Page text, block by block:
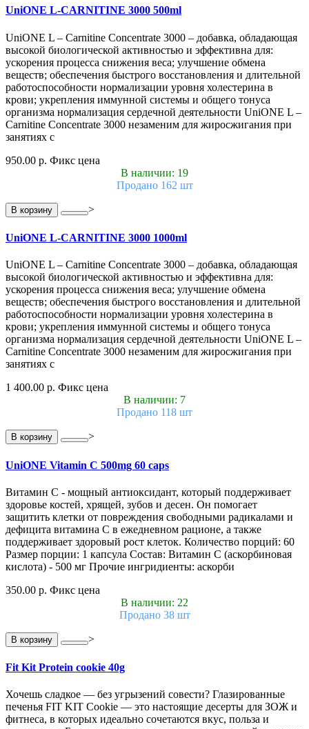
UniONE L-CARNITINE 3000 500ml
UniONE L – Carnitine Concentrate 3000 – добавка, обладающая
высокой биологической активностью и эффективна для:
ускорения процесса снижения веса; улучшение обмена
веществ; обеспечения быстрого восстановления и длительной
работоспособности нормализации уровня холестерина в
крови; укрепления иммунной системы и общего тонуса
организма нормализация сердечной деятельности UniONE L –
Carnitine Concentrate 3000 незаменим для жиросжигания при
занятиях с
950.00 р. Фикс цена
В наличии: 19
Продано 162 шт
В корзину >
UniONE L-CARNITINE 3000 1000ml
UniONE L – Carnitine Concentrate 3000 – добавка, обладающая
высокой биологической активностью и эффективна для:
ускорения процесса снижения веса; улучшение обмена
веществ; обеспечения быстрого восстановления и длительной
работоспособности нормализации уровня холестерина в
крови; укрепления иммунной системы и общего тонуса
организма нормализация сердечной деятельности UniONE L –
Carnitine Concentrate 3000 незаменим для жиросжигания при
занятиях с
1 400.00 р. Фикс цена
В наличии: 7
Продано 118 шт
В корзину >
UniONE Vitamin С 500mg 60 caps
Витамин С - мощный антиоксидант, который поддерживает
здоровье костей, хрящей, зубов и десен. Он помогает
защитить клетки от повреждения свободными радикалами и
дефицита витамина С в ежедневном рационе, а также
поддерживает здоровый рост клеток. Количество порций: 60
Размер порции: 1 капсула Состав: Витамин С (аскорбиновая
кислота) - 500 мг Прочие ингридиенты: аскорби
350.00 р. Фикс цена
В наличии: 22
Продано 38 шт
В корзину >
Fit Kit Protein cookie 40g
Хочешь сладкое — без угрызений совести? Глазированные
печенья FIT KIT Cookie — это настоящие десерты для ЗОЖ и
фитнеса, в которых идеально сочетаются вкус, польза и